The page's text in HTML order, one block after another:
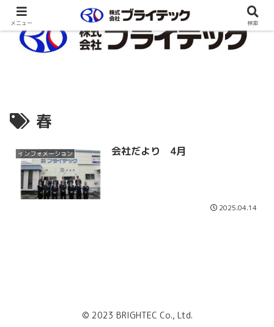
春
インフォメーション 会社だより 4月
2025.04.14
© 2023 BRIGHTEC Co., Ltd.
メニュー 検索